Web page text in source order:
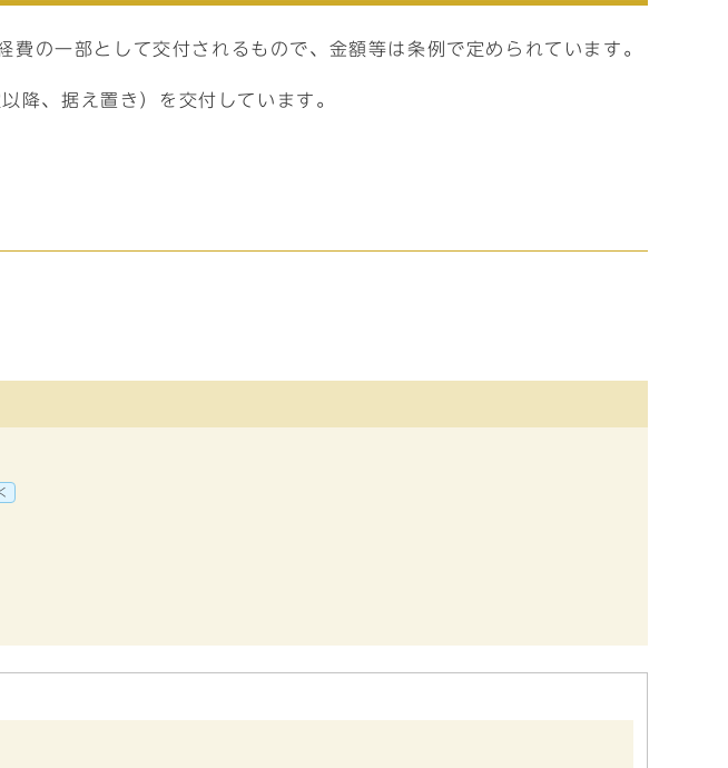
の一部として交付されるもので、金額等は条例で定められています。
、据え置き）を交付しています。